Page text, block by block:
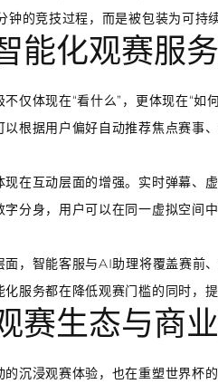
钟的竞技过程，而是被包装为可持
能化观赛服
不仅体现在“看什么”，更体现在“
以根据用户偏好自动推荐焦点赛事
现在互动层面的增强。实时弹幕、
字分身，用户可以在同一虚拟空间
面，智能客服与AI助理将覆盖赛前
服务都在降低观赛门槛的同时，
赛生态与商
的沉浸观赛体验，也在重塑世界杯